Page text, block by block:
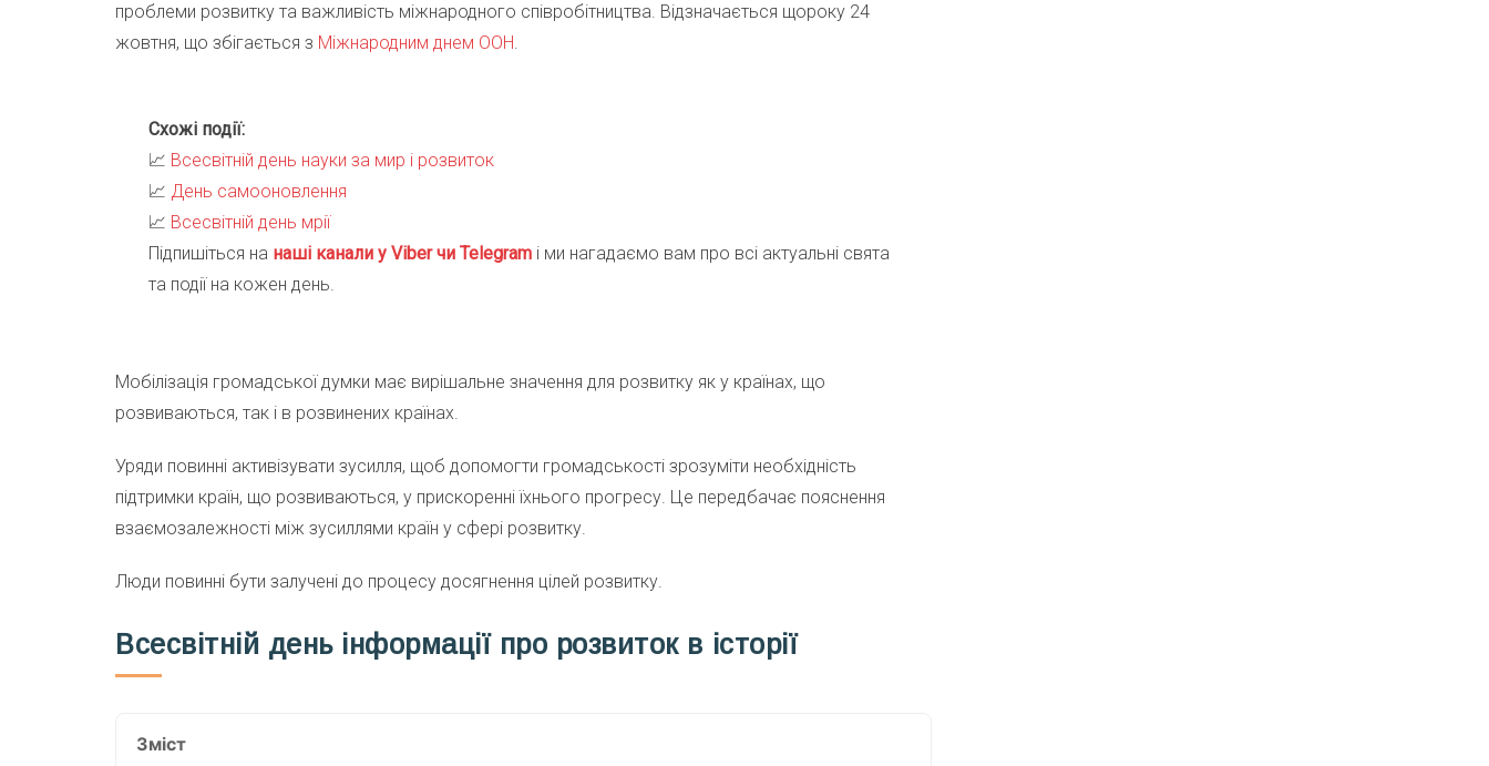
проблеми розвитку та важливість міжнародного співробітництва. Відзначається щороку 24
жовтня, що збігається з Міжнародним днем ООН.
Схожі події:
📈 Всесвітній день науки за мир і розвиток
📈 День самооновлення
📈 Всесвітній день мрії
Підпишіться на наші канали у Viber чи Telegram і ми нагадаємо вам про всі актуальні свята
та події на кожен день.
Мобілізація громадської думки має вирішальне значення для розвитку як у країнах, що
розвиваються, так і в розвинених країнах.
Уряди повинні активізувати зусилля, щоб допомогти громадськості зрозуміти необхідність
підтримки країн, що розвиваються, у прискоренні їхнього прогресу. Це передбачає пояснення
взаємозалежності між зусиллями країн у сфері розвитку.
Люди повинні бути залучені до процесу досягнення цілей розвитку.
Всесвітній день інформації про розвиток в історії
Зміст